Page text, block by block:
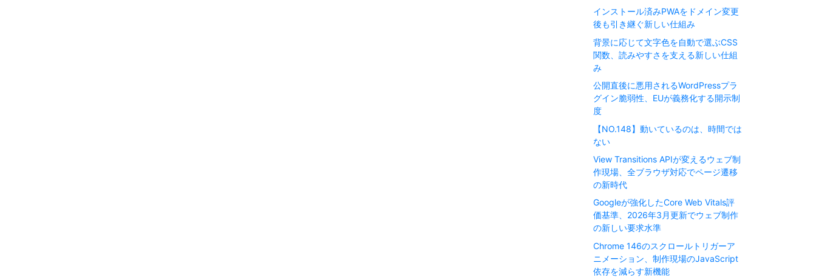
インストール済みPWAをドメイン変更
後も引き継ぐ新しい仕組み
背景に応じて文字色を自動で選ぶCSS
関数、読みやすさを支える新しい仕組
み
公開直後に悪用されるWordPressプラ
グイン脆弱性、EUが義務化する開示制
度
【NO.148】動いているのは、時間では
ない
View Transitions APIが変えるウェブ制
作現場、全ブラウザ対応でページ遷移
の新時代
Googleが強化したCore Web Vitals評
価基準、2026年3月更新でウェブ制作
の新しい要求水準
Chrome 146のスクロールトリガーア
ニメーション、制作現場のJavaScript
依存を減らす新機能